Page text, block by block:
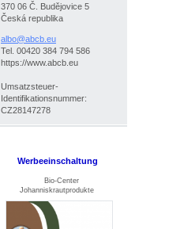
370 06 Č. Budějovice 5
Česká republika
albo@abcb.eu
Tel. 00420 384 794 586
https://www.abcb.eu
Umsatzsteuer-
Identifikationsnummer:
CZ28147278
Werbeeinschaltung
Bio-Center
Johanniskrautprodukte